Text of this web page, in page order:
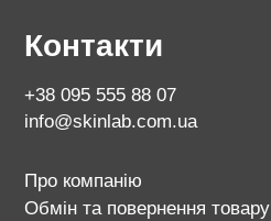
Контакти
+38 095 555 88 07
info@skinlab.com.ua
Про компанію
Обмін та повернення товару